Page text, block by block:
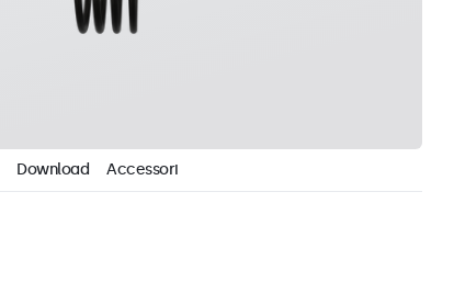
Download Accessori